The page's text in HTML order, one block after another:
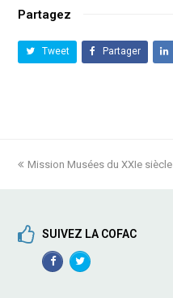
Partagez
Tweet Partager
previous
Mission Musées du XXIe siècle
SUIVEZ LA COFAC
FacebookTwitterProfile